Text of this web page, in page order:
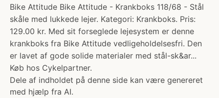
Bike Attitude Bike Attitude - Krankboks 118/68 - Stål
skåle med lukkede lejer. Kategori: Krankboks. Pris:
129.00 kr. Med sit forseglede lejesystem er denne
krankboks fra Bike Attitude vedligeholdelsesfri. Den
er lavet af gode solide materialer med stål-sk&ar...
Køb hos Cykelpartner.
Dele af indholdet på denne side kan være genereret
med hjælp fra AI.